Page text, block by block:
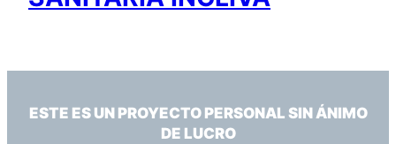
ESTE ES UN PROYECTO PERSONAL SIN ÁNIMO
DE LUCRO